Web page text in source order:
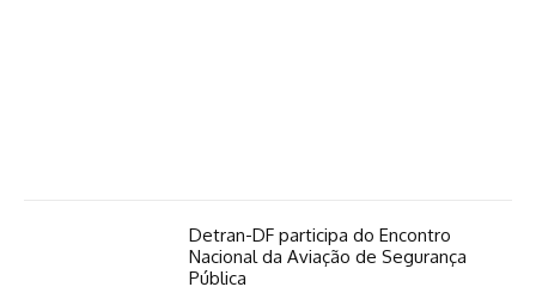
Detran-DF participa do Encontro
Nacional da Aviação de Segurança
Pública